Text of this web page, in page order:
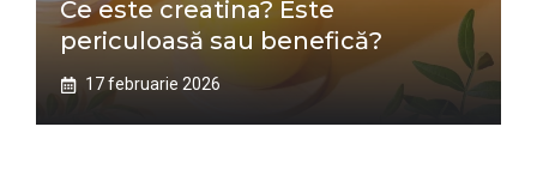
Ce este creatina? Este
periculoasă sau benefică?
17 februarie 2026